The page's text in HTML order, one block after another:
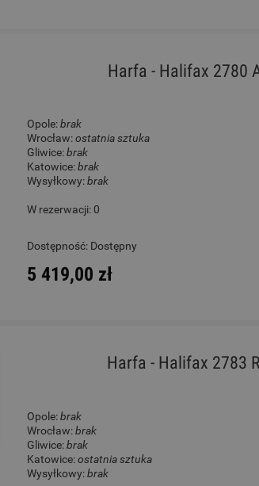
DO KOSZYKA
Harfa - Halifax 2780
Opole:brak
Wrocław:ostatnia sztuka
Gliwice:brak
Katowice:brak
Wysyłkowy:brak
W rezerwacji: 0
Dostępność: Dostępny
5 419,00 zł
Harfa - Halifax 2783
Opole:brak
Wrocław:brak
Gliwice:brak
Katowice:ostatnia sztuka
Wysyłkowy:brak